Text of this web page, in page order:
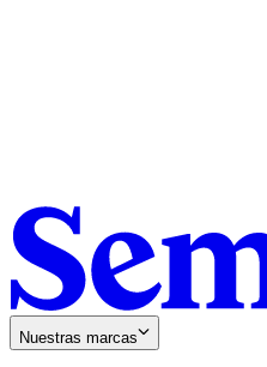
Nuestras marcas